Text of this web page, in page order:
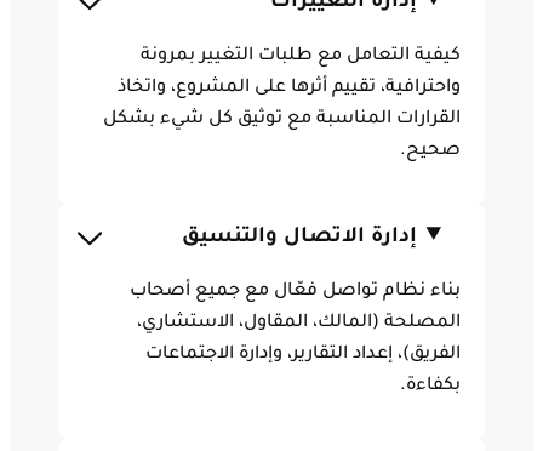
كيفية التعامل مع طلبات التغيير بمرونة
واحترافية، تقييم أثرها على المشروع، واتخاذ
القرارات المناسبة مع توثيق كل شيء بشكل
صحيح.
إدارة الاتصال والتنسيق
بناء نظام تواصل فعّال مع جميع أصحاب
المصلحة (المالك، المقاول، الاستشاري،
الفريق)، إعداد التقارير، وإدارة الاجتماعات
بكفاءة.